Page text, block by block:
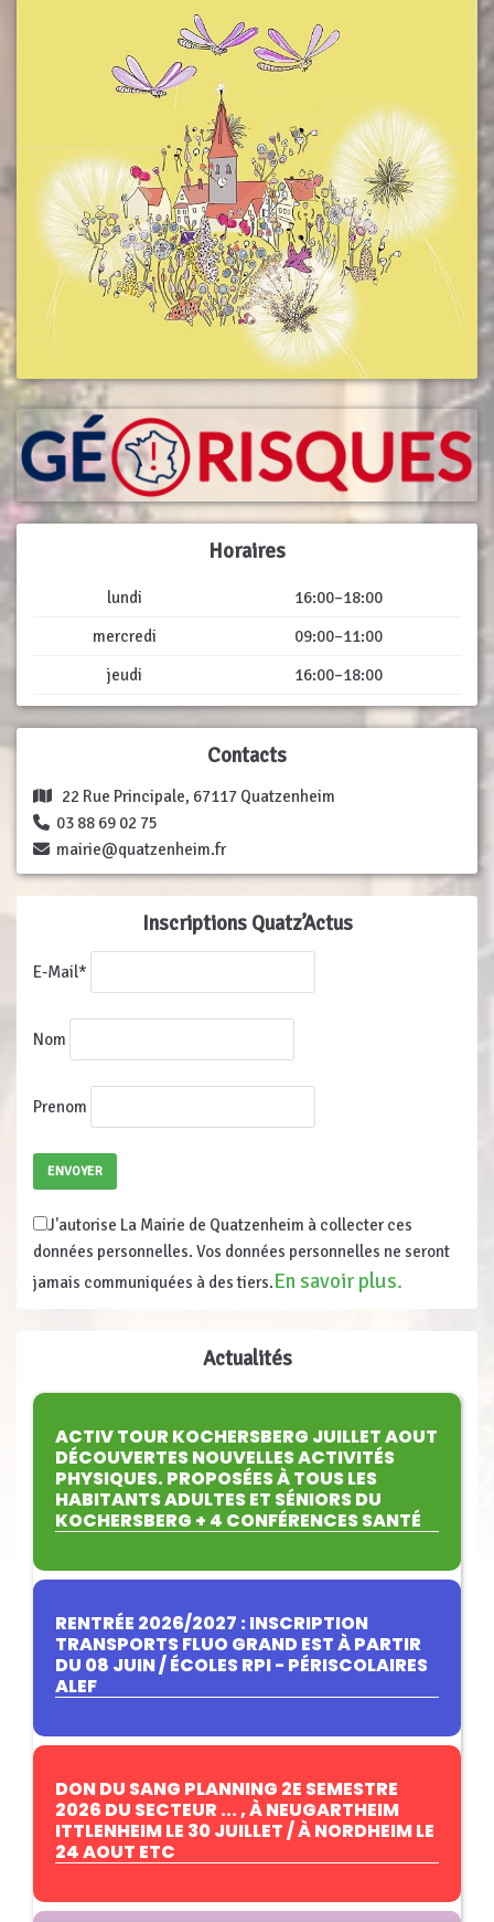
Horaires
lundi
16:00–18:00
mercredi
09:00–11:00
jeudi
16:00–18:00
Contacts
22 Rue Principale, 67117 Quatzenheim
03 88 69 02 75
mairie@quatzenheim.fr
Inscriptions Quatz’Actus
E-Mail*
Nom
Prenom
J'autorise La Mairie de Quatzenheim à collecter ces
données personnelles. Vos données personnelles ne seront
jamais communiquées à des tiers.En savoir plus.
Actualités
ACTIV TOUR KOCHERSBERG JUILLET AOUT
DÉCOUVERTES NOUVELLES ACTIVITÉS
PHYSIQUES. PROPOSÉES À TOUS LES
HABITANTS ADULTES ET SÉNIORS DU
KOCHERSBERG + 4 CONFÉRENCES SANTÉ
RENTRÉE 2026/2027 : INSCRIPTION
TRANSPORTS FLUO GRAND EST À PARTIR
DU 08 JUIN / ÉCOLES RPI - PÉRISCOLAIRES
ALEF
DON DU SANG PLANNING 2E SEMESTRE
2026 DU SECTEUR ... , À NEUGARTHEIM
ITTLENHEIM LE 30 JUILLET / À NORDHEIM LE
24 AOUT ETC